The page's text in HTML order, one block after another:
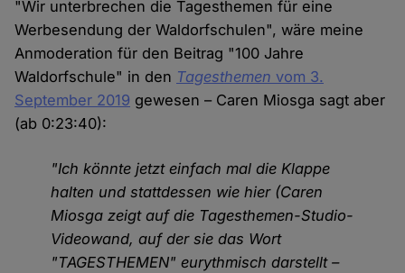
"Wir unterbrechen die Tagesthemen für eine
Werbesendung der Waldorfschulen", wäre meine
Anmoderation für den Beitrag "100 Jahre
Waldorfschule" in den Tagesthemen vom 3.
September 2019 gewesen – Caren Miosga sagt aber
(ab 0:23:40):
"Ich könnte jetzt einfach mal die Klappe
halten und stattdessen wie hier (Caren
Miosga zeigt auf die Tagesthemen-Studio-
Videowand, auf der sie das Wort
"TAGESTHEMEN" eurythmisch darstellt –